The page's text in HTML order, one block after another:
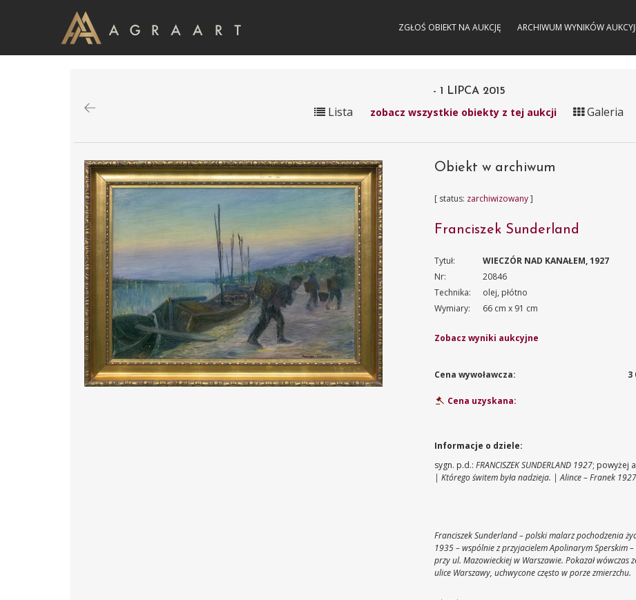
ZGŁOŚ OBIEKT NA AUKCJĘ ARCHIWUM WYNIKÓW
- 1 LIPCA 2015
Lista zobacz wszystkie obiekty z tej aukcji Galeria
Obiekt w archiwum
[ status: zarchiwizowany]
Franciszek Sunderland
Tytuł:
WIECZÓR NAD KANAŁEM, 1927
Nr:
20846
Technika:
olej, płótno
Wymiary:
66 cm x 91 cm
Zobacz wyniki aukcyjne
Cena wywoławcza: 3
Cena uzyskana:
Informacje o dziele:
sygn. p.d.: FRANCISZEK SUNDERLAND 1927; powyżej
| Którego świtem była nadzieja. | Alince – Franek 1927
Franciszek Sunderland – polski malarz pochodzenia
1935 – wspólnie z przyjacielem Apolinarym Sperskim
przy ul. Mazowieckiej w Warszawie. Pokazał
ulice Warszawy, uchwycone często w porze zmierzchu.